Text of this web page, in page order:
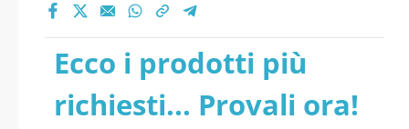
Ecco i prodotti più
richiesti... Provali ora!